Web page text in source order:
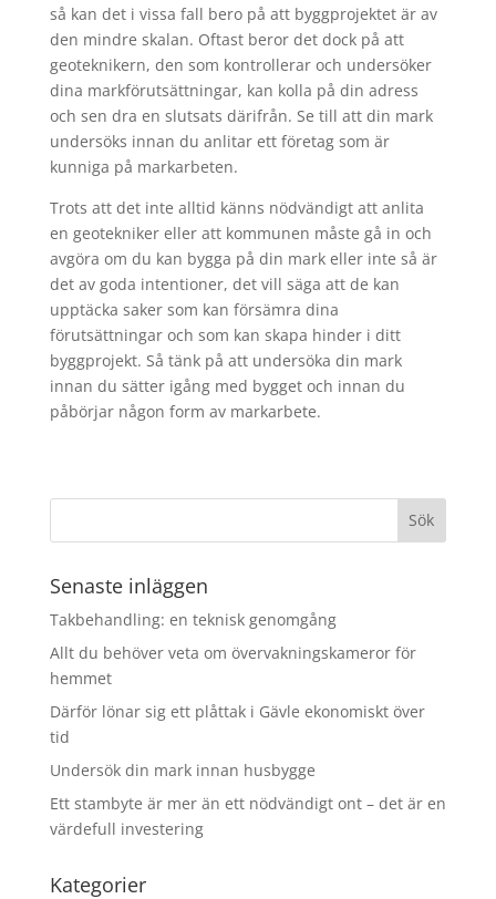
så kan det i vissa fall bero på att byggprojektet är av
den mindre skalan. Oftast beror det dock på att
geoteknikern, den som kontrollerar och undersöker
dina markförutsättningar, kan kolla på din adress
och sen dra en slutsats därifrån. Se till att din mark
undersöks innan du anlitar ett företag som är
kunniga på markarbeten.
Trots att det inte alltid känns nödvändigt att anlita
en geotekniker eller att kommunen måste gå in och
avgöra om du kan bygga på din mark eller inte så är
det av goda intentioner, det vill säga att de kan
upptäcka saker som kan försämra dina
förutsättningar och som kan skapa hinder i ditt
byggprojekt. Så tänk på att undersöka din mark
innan du sätter igång med bygget och innan du
påbörjar någon form av markarbete.
Senaste inläggen
Takbehandling: en teknisk genomgång
Allt du behöver veta om övervakningskameror för
hemmet
Därför lönar sig ett plåttak i Gävle ekonomiskt över
tid
Undersök din mark innan husbygge
Ett stambyte är mer än ett nödvändigt ont – det är en
värdefull investering
Kategorier